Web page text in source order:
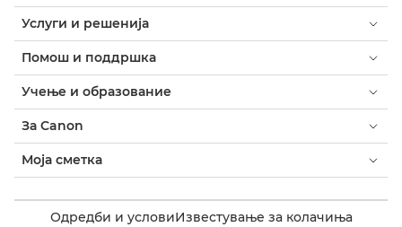
Услуги и решенија
Помош и поддршка
Учење и образование
За Canon
Моја сметка
Одредби и условиИзвестување за колачиња